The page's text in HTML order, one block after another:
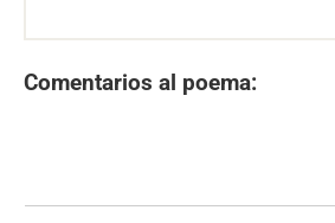
Comentarios al poema: